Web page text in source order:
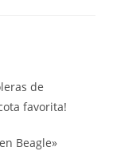
de
favorita!
Beagle»